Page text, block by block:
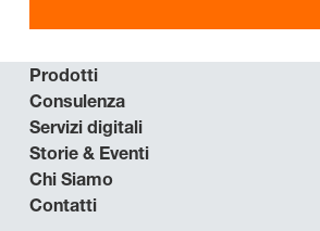
Prodotti
Consulenza
Servizi digitali
Storie & Eventi
Chi Siamo
Contatti